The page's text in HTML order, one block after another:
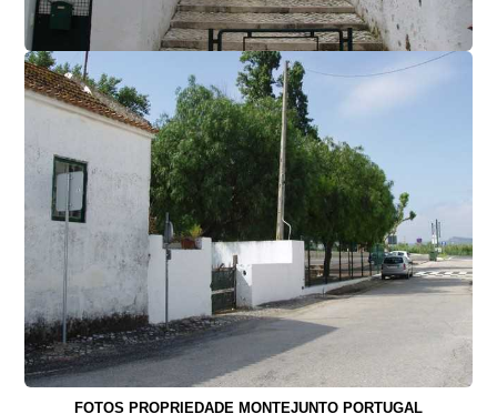
FOTOS PROPRIEDADE MONTEJUNTO PORTUGAL